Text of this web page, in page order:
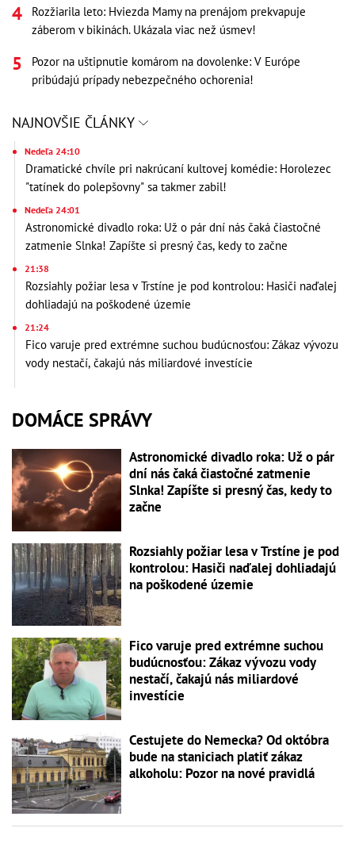
Rozžiarila leto: Hviezda Mamy na prenájom prekvapuje
záberom v bikinách. Ukázala viac než úsmev!
Pozor na uštipnutie komárom na dovolenke: V Európe
pribúdajú prípady nebezpečného ochorenia!
NAJNOVŠIE ČLÁNKY
Nedeľa 24:10
Dramatické chvíle pri nakrúcaní kultovej komédie: Horolezec
"tatínek do polepšovny" sa takmer zabil!
Nedeľa 24:01
Astronomické divadlo roka: Už o pár dní nás čaká čiastočné
zatmenie Slnka! Zapíšte si presný čas, kedy to začne
21:38
Rozsiahly požiar lesa v Trstíne je pod kontrolou: Hasiči naďalej
dohliadajú na poškodené územie
21:24
Fico varuje pred extrémne suchou budúcnosťou: Zákaz vývozu
vody nestačí, čakajú nás miliardové investície
DOMÁCE SPRÁVY
Astronomické divadlo roka: Už o pár
dní nás čaká čiastočné zatmenie
Slnka! Zapíšte si presný čas, kedy to
začne
Rozsiahly požiar lesa v Trstíne je pod
kontrolou: Hasiči naďalej dohliadajú
na poškodené územie
Fico varuje pred extrémne suchou
budúcnosťou: Zákaz vývozu vody
nestačí, čakajú nás miliardové
investície
Cestujete do Nemecka? Od októbra
bude na staniciach platiť zákaz
alkoholu: Pozor na nové pravidlá